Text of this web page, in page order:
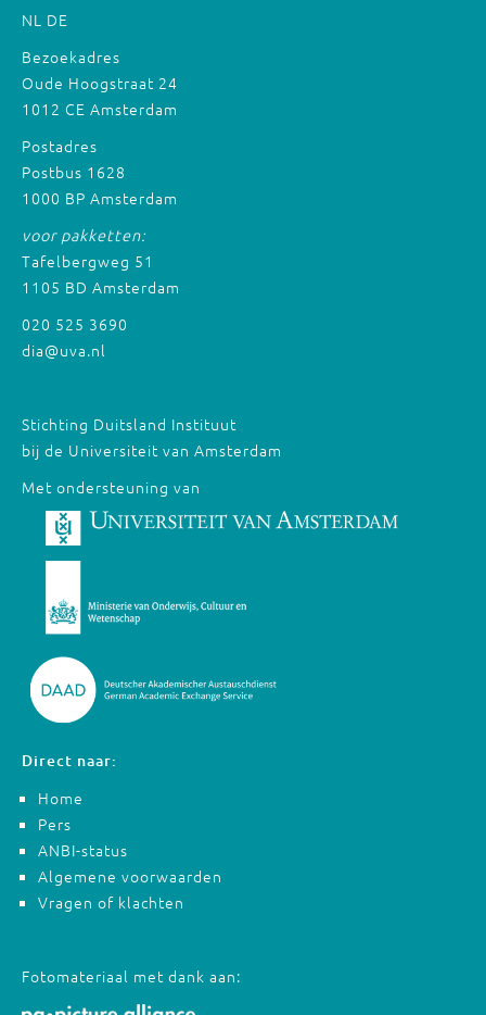
NL DE
Bezoekadres
Oude Hoogstraat 24
1012 CE Amsterdam
Postadres
Postbus 1628
1000 BP Amsterdam
voor pakketten:
Tafelbergweg 51
1105 BD Amsterdam
020 525 3690
dia@uva.nl
Stichting Duitsland Instituut
bij de Universiteit van Amsterdam
Met ondersteuning van
Direct naar:
Home
Pers
ANBI-status
Algemene voorwaarden
Vragen of klachten
Fotomateriaal met dank aan: